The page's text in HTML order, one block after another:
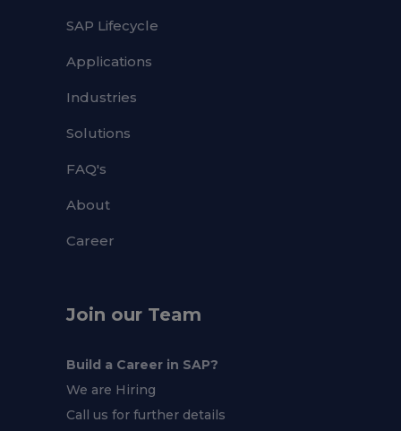
SAP Lifecycle
Applications
Industries
Solutions
FAQ's
About
Career
Join our Team
Build a Career in SAP?
We are Hiring
Call us for further details